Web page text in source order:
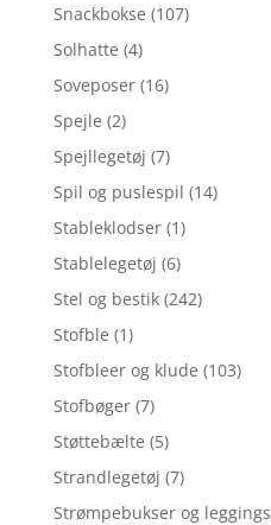
Snackbokse (107)
Solhatte (4)
Soveposer (16)
Spejle (2)
Spejllegetøj (7)
Spil og puslespil (14)
Stableklodser (1)
Stablelegetøj (6)
Stel og bestik (242)
Stofble (1)
Stofbleer og klude (103)
Stofbøger (7)
Støttebælte (5)
Strandlegetøj (7)
Strømpebukser og leggings